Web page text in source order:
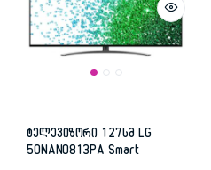
ტელევიზორი 127სმ LG
50NANO813PA Smart